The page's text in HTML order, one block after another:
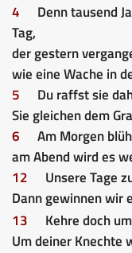
4
Denn tausend
Tag,
der gestern
wie eine Wache in
5
Du raffst sie
Sie gleichen dem
6
Am Morgen
am Abend wird es
12
Unsere Tage
Dann gewinnen wir
13
Kehre doch
Um deiner Knechte